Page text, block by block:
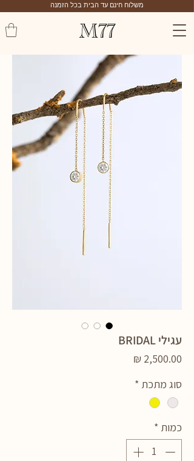
משלוח חינם עד הבית בכל הזמנה
M77
עגילי BRIDAL
סוג מתכת *
כמות *